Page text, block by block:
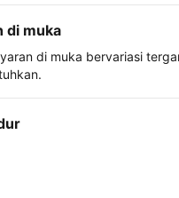
di muka
di muka bervariasi